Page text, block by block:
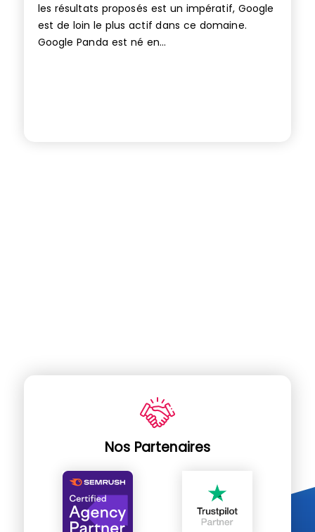
les résultats proposés est un impératif, Google
est de loin le plus actif dans ce domaine.
Google Panda est né en...
Nos Partenaires